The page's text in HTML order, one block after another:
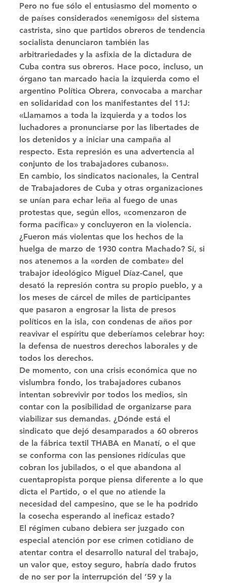
Pero no fue sólo el entusiasmo del momento o
de países considerados «enemigos» del sistema
castrista, sino que partidos obreros de tendencia
socialista denunciaron también las
arbitrariedades y la asfixia de la dictadura de
Cuba contra sus obreros. Hace poco, incluso, un
órgano tan marcado hacia la izquierda como el
argentino Política Obrera, convocaba a marchar
en solidaridad con los manifestantes del 11J:
«Llamamos a toda la izquierda y a todos los
luchadores a pronunciarse por las libertades de
los detenidos y a iniciar una campaña al
respecto. Esta represión es una advertencia al
conjunto de los trabajadores cubanos».
En cambio, los sindicatos nacionales, la Central
de Trabajadores de Cuba y otras organizaciones
se unían para echar leña al fuego de unas
protestas que, según ellos, «comenzaron de
forma pacífica» y concluyeron en la violencia.
¿Fueron más violentas que los hechos de la
huelga de marzo de 1930 contra Machado? Sí, si
nos atenemos a la «orden de combate» del
trabajor ideológico Miguel Díaz-Canel, que
desató la represión contra su propio pueblo, y a
los meses de cárcel de miles de participantes
que pasaron a engrosar la lista de presos
políticos en la isla, con condenas de años por
reavivar el espíritu que deberíamos celebrar hoy:
la defensa de nuestros derechos laborales y de
todos los derechos.
De momento, con una crisis económica que no
vislumbra fondo, los trabajadores cubanos
intentan sobrevivir por todos los medios, sin
contar con la posibilidad de organizarse para
viabilizar sus demandas. ¿Dónde está el
sindicato que dejó desamparados a 60 obreros
de la fábrica textil THABA en Manatí, o el que
se conforma con las pensiones ridículas que
cobran los jubilados, o el que abandona al
cuentapropista porque piensa diferente a lo que
dicta el Partido, o el que no atiende la
necesidad del campesino, que se le ha podrido
la cosecha esperando al ineficaz estado?
El régimen cubano debiera ser juzgado con
especial atención por ese crimen cotidiano de
atentar contra el desarrollo natural del trabajo,
un valor que, estoy seguro, habría dado frutos
de no ser por la interrupción del ’59 y la